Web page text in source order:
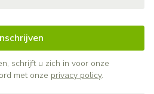
schrijft u zich in voor onze
met onze privacy policy.